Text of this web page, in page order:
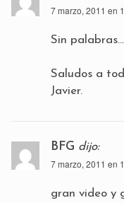
7 marzo, 2011 en
Sin
Saludos a
Javier.
BFG dijo:
7 marzo, 2011 en
gran video y